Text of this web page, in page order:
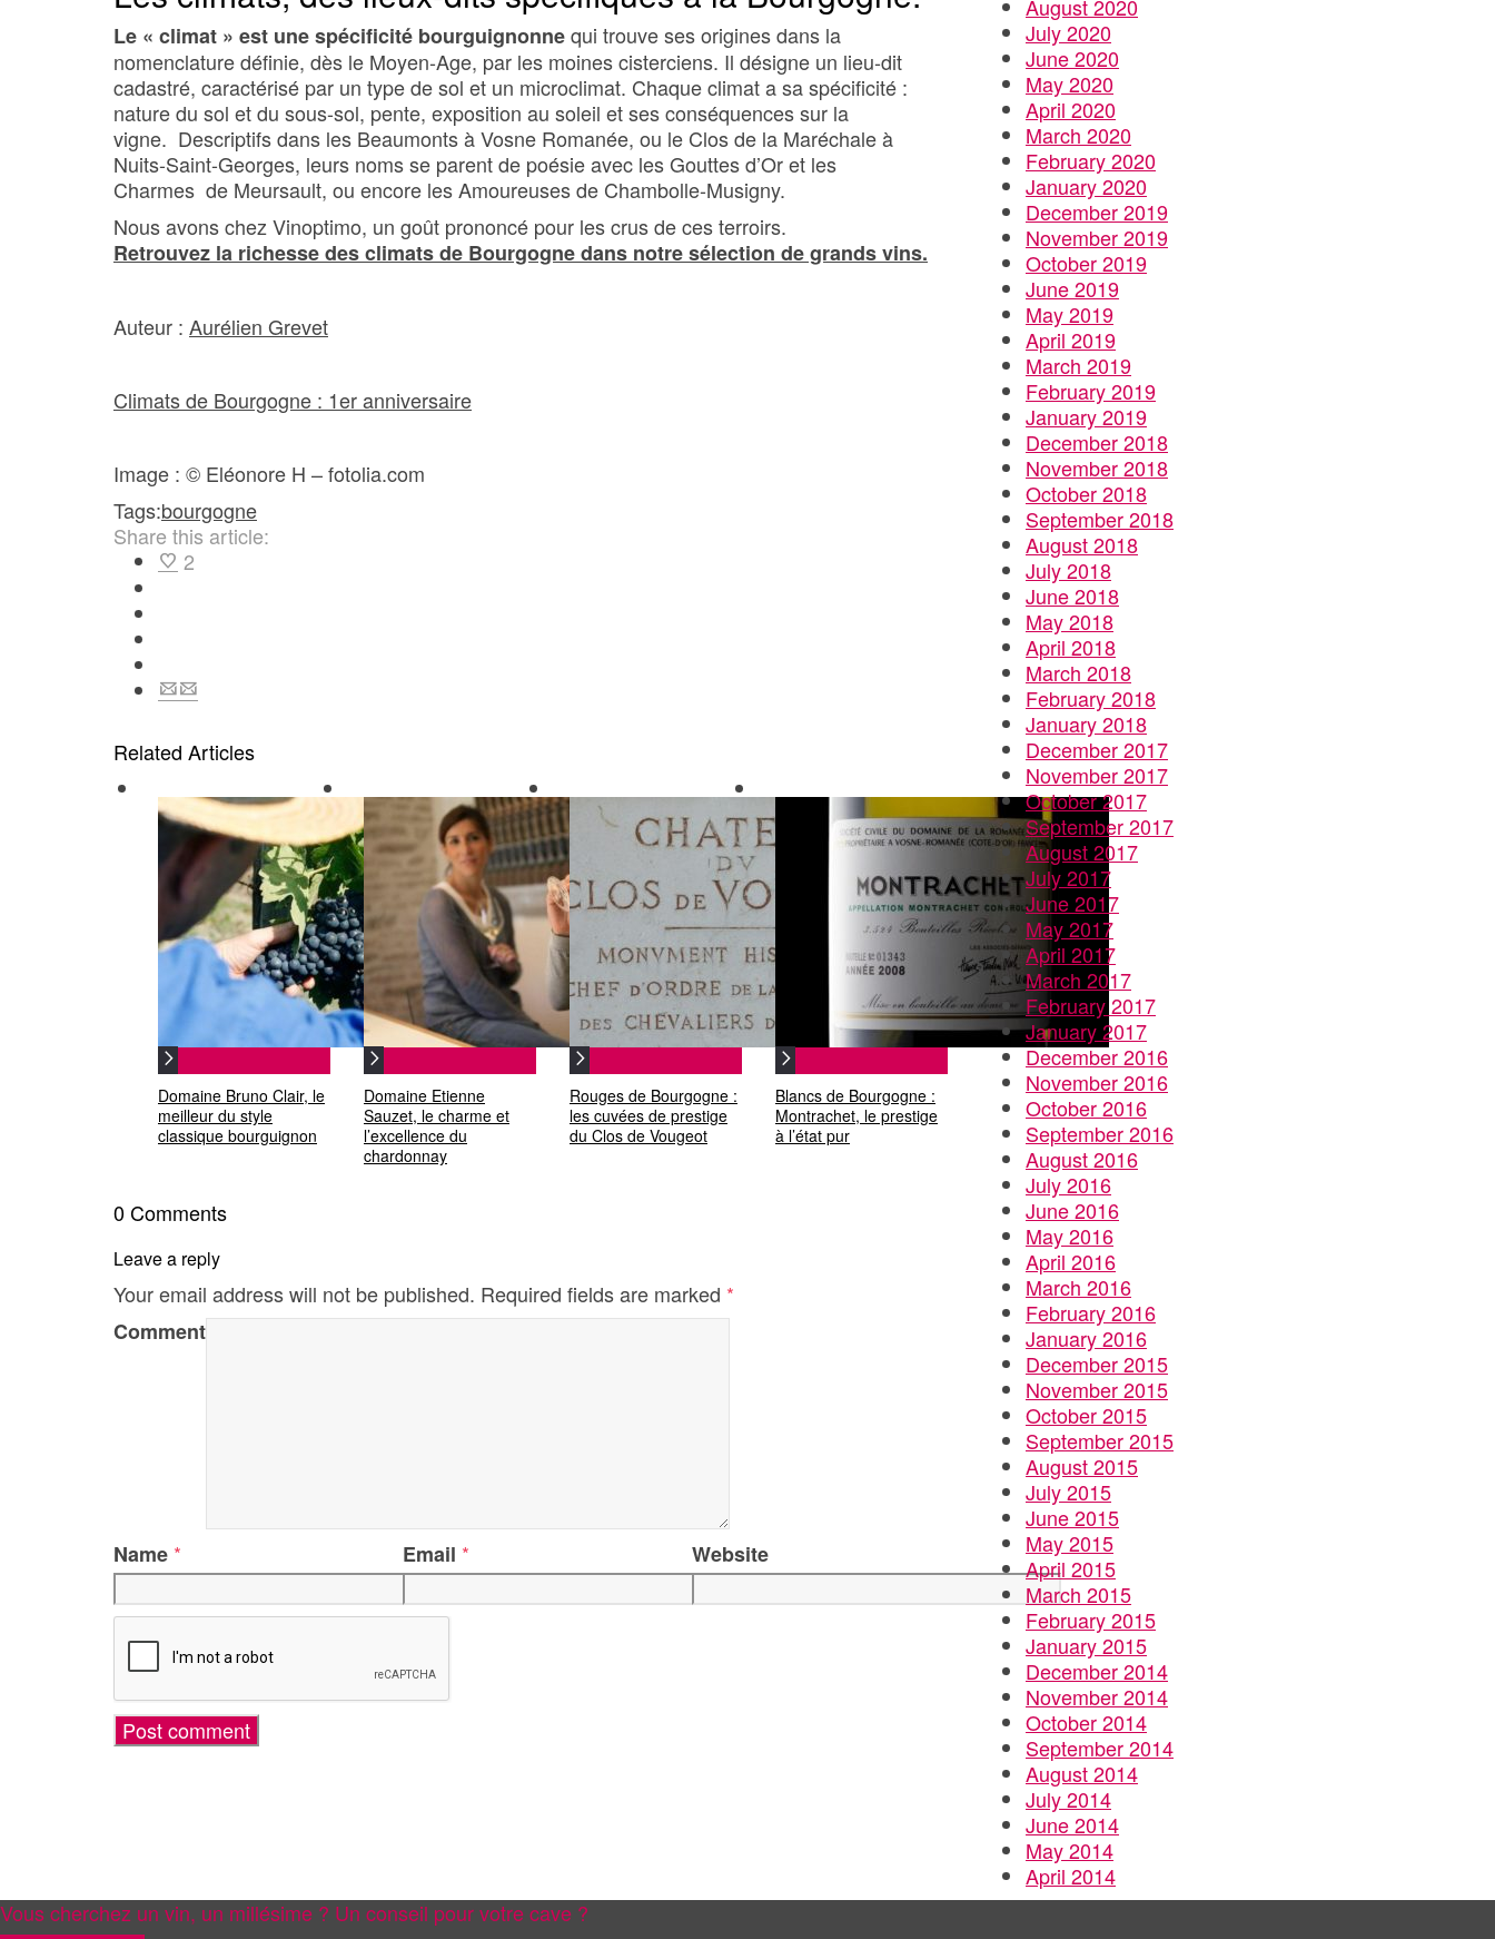
Le « climat » est une spécificité bourguignonnequi trouve ses origines dans la
nomenclature définie, dès le Moyen-Age, par les moines cisterciens. Il désigne un lieu-dit
cadastré, caractérisé par un type de sol et un microclimat. Chaque climat a sa spécificité :
nature du sol et du sous-sol, pente, exposition au soleil et ses conséquences sur la
vigne. Descriptifs dans les Beaumonts à Vosne Romanée, ou le Clos de la Maréchale à
Nuits-Saint-Georges, leurs noms se parent de poésie avec les Gouttes d’Or et les
Charmes de Meursault, ou encore les Amoureuses de Chambolle-Musigny.
Nous avons chez Vinoptimo, un goût prononcé pour les crus de ces terroirs.
Retrouvez la richesse des climats de Bourgogne dans notre sélection de grands vins.
Auteur : Aurélien Grevet
Climats de Bourgogne : 1er anniversaire
Image : © Eléonore H – fotolia.com
Tags:bourgogne
Share this article:
2
Related Articles
Domaine Bruno Clair, le
meilleur du style
classique bourguignon
Domaine Etienne
Sauzet, le charme et
l’excellence du
chardonnay
Rouges de Bourgogne :
les cuvées de prestige
du Clos de Vougeot
Blancs de Bourgogne :
Montrachet, le prestige
à l’état pur
0 Comments
Leave a reply
Your email address will not be published. Required fields are marked *
Comment
Name * Email * Website
August 2020
July 2020
June 2020
May 2020
April 2020
March 2020
February 2020
January 2020
December 2019
November 2019
October 2019
June 2019
May 2019
April 2019
March 2019
February 2019
January 2019
December 2018
November 2018
October 2018
September 2018
August 2018
July 2018
June 2018
May 2018
April 2018
March 2018
February 2018
January 2018
December 2017
November 2017
October 2017
September 2017
August 2017
July 2017
June 2017
May 2017
April 2017
March 2017
February 2017
January 2017
December 2016
November 2016
October 2016
September 2016
August 2016
July 2016
June 2016
May 2016
April 2016
March 2016
February 2016
January 2016
December 2015
November 2015
October 2015
September 2015
August 2015
July 2015
June 2015
May 2015
April 2015
March 2015
February 2015
January 2015
December 2014
November 2014
October 2014
September 2014
August 2014
July 2014
June 2014
May 2014
April 2014
Vous cherchez un vin, un millésime ? Un conseil pour votre cave ?